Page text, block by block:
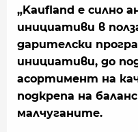
„Kaufland е силно
инициативи в
дарителски
инициативи, до
асортимент на
подкрепа на
малчуганите.